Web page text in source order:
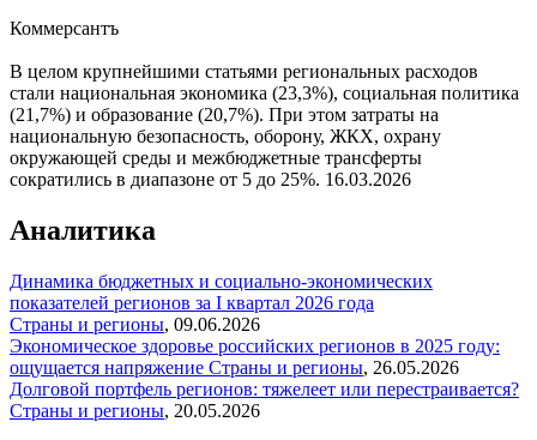
Коммерсантъ
В целом крупнейшими статьями региональных расходов
стали национальная экономика (23,3%), социальная политика
(21,7%) и образование (20,7%). При этом затраты на
национальную безопасность, оборону, ЖКХ, охрану
окружающей среды и межбюджетные трансферты
сократились в диапазоне от 5 до 25%. 16.03.2026
Аналитика
Динамика бюджетных и социально-экономических
показателей регионов за I квартал 2026 года
Страны и регионы, 09.06.2026
Экономическое здоровье российских регионов в 2025 году:
ощущается напряжение Страны и регионы, 26.05.2026
Долговой портфель регионов: тяжелеет или перестраивается?
Страны и регионы, 20.05.2026